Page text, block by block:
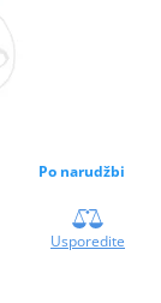
Po narudžbi
Usporedite